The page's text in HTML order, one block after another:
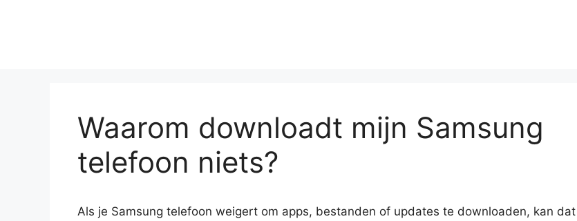
Waarom downloadt mijn Samsung
telefoon niets?
Als je Samsung telefoon weigert om apps, bestanden of updates te downloaden, kan dat